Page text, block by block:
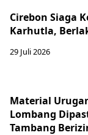
Cirebon Siaga
Karhutla,
29 Juli 2026
Material
Lombang
Tambang